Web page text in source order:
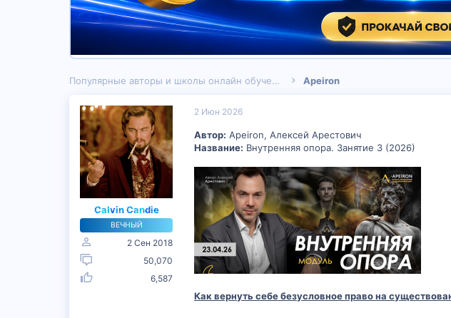
Популярные авторы и школы онлайн обучения Apeiron
Calvin Candie
ВЕЧНЫЙ
2 Сен 2018
50,070
6,587
2 Июн 2026
Автор: Apeiron, Алексей Арестович
Название: Внутренняя опора. Занятие 3 (2026)
Как вернуть себе безусловное право на